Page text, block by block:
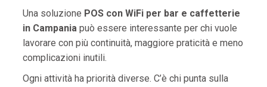
Una soluzione POS con WiFi per bar e caffetterie
in Campaniapuò essere interessante per chi vuole
lavorare con più continuità, maggiore praticità e meno
complicazioni inutili.
Ogni attività ha priorità diverse. C’è chi punta sulla